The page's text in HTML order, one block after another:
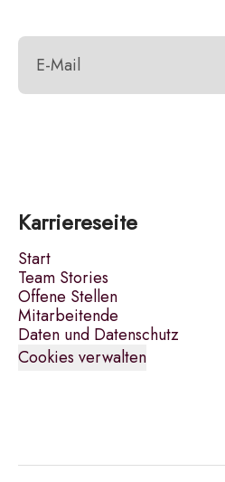
Karriereseite
Start
Team Stories
Offene Stellen
Mitarbeitende
Daten und Datenschutz
Cookies verwalten